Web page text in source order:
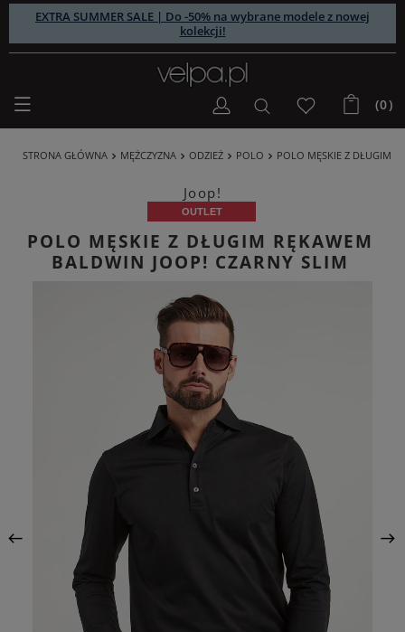
EXTRA SUMMER SALE | Do -50% na wybrane modele z nowej
kolekcji!
(0)
STRONA GŁÓWNA MĘŻCZYZNA ODZIEŻ POLO POLO MĘSKIE Z DŁUGIM
Joop!
OUTLET
POLO MĘSKIE Z DŁUGIM RĘKAWEM
BALDWIN JOOP! CZARNY SLIM